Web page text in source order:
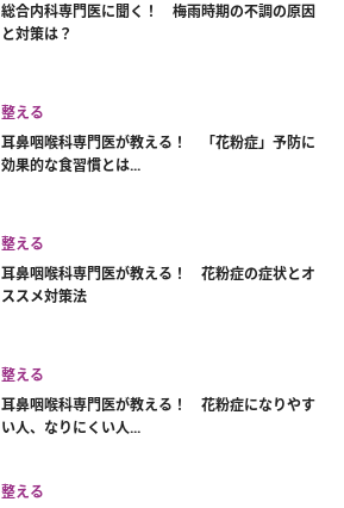
総合内科専門医に聞く！ 梅雨時期の不調の原因
と対策は？
整える
耳鼻咽喉科専門医が教える！ 「花粉症」予防に
効果的な食習慣とは...
整える
耳鼻咽喉科専門医が教える！ 花粉症の症状とオ
ススメ対策法
整える
耳鼻咽喉科専門医が教える！ 花粉症になりやす
い人、なりにくい人...
整える